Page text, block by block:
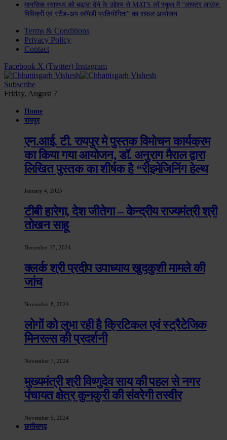
मानसिक स्वास्थ्य को बढ़ावा देने के उद्देश्य से MATS लॉ स्कूल में “लाफ्टर लाउंज:
मिमिक्री एवं स्टैंड-अप कॉमेडी प्रतियोगिता” का सफल आयोजन
Terms & Conditions
Privacy Policy
Contact
Facebook X (Twitter) Instagram
Subscribe
Friday, August 7
Home
रायपुर
एन.आई. टी. रायपुर मे पुस्तक विमोचन कार्यक्रम
का किया गया आयोजन, डॉ. अनुराग मैराल द्वारा
लिखित पुस्तक का शीर्षक है “रीइमेजिनिंग हेल्थ
January 4, 2025
टीबी हारेगा, देश जीतेगा – केन्द्रीय राज्यमंत्री श्री
तोखन साहू
December 15, 2024
क्लर्क श्री प्रदीप उपाध्याय खुदकुशी मामले की
जांच
November 8, 2024
लोगों को लुभा रही है क्रिटिकल एवं स्ट्रैटेजिक
मिनरल्स की प्रदर्शनी
November 7, 2024
मुख्यमंत्री श्री विष्णुदेव साय की पहल से नगर
पंचायत क्षेत्र कुनकुरी की संवरेगी तस्वीर
November 5, 2024
छत्तीसगढ़